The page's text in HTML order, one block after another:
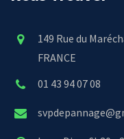
149 Rue du
FRANCE
01 43 94 07 08